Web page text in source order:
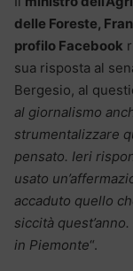
delle Foreste,
profilo Facebook
sua risposta al
Bergesio, al
al giornalismo
strumentalizzare
pensato. Ieri
usato
accaduto quello
siccità
in Piemonte“.